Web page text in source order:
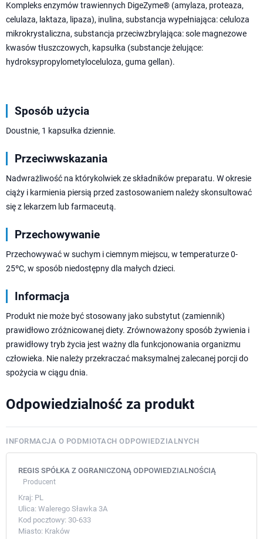
Kompleks enzymów trawiennych DigeZyme® (amylaza, proteaza,
celulaza, laktaza, lipaza), inulina, substancja wypełniająca: celuloza
mikrokrystaliczna, substancja przeciwzbrylająca: sole magnezowe
kwasów tłuszczowych, kapsułka (substancje żelujące:
hydroksypropylometyloceluloza, guma gellan).
Sposób użycia
Doustnie, 1 kapsułka dziennie.
Przeciwwskazania
Nadwrażliwość na którykolwiek ze składników preparatu. W okresie
ciąży i karmienia piersią przed zastosowaniem należy skonsultować
się z lekarzem lub farmaceutą.
Przechowywanie
Przechowywać w suchym i ciemnym miejscu, w temperaturze 0-
25ºC, w sposób niedostępny dla małych dzieci.
Informacja
Produkt nie może być stosowany jako substytut (zamiennik)
prawidłowo zróżnicowanej diety. Zrównoważony sposób żywienia i
prawidłowy tryb życia jest ważny dla funkcjonowania organizmu
człowieka. Nie należy przekraczać maksymalnej zalecanej porcji do
spożycia w ciągu dnia.
Odpowiedzialność za produkt
INFORMACJA O PODMIOTACH ODPOWIEDZIALNYCH
REGIS SPÓŁKA Z OGRANICZONĄ ODPOWIEDZIALNOŚCIĄ
Producent
Kraj: PL
Ulica: Walerego Sławka 3A
Kod pocztowy: 30-633
Miasto: Kraków